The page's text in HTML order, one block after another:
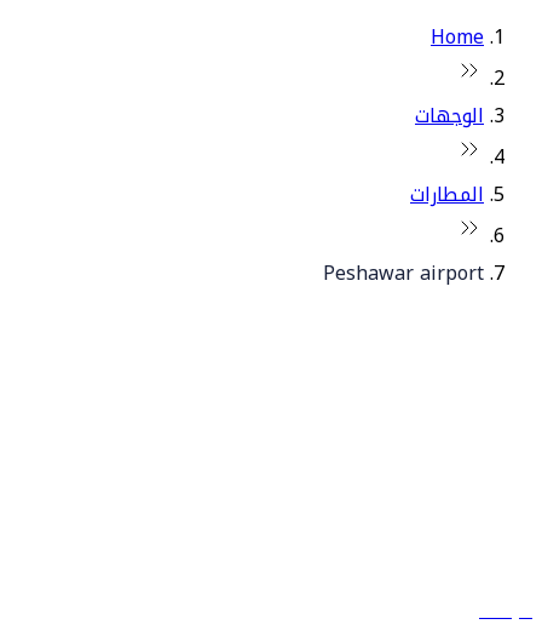
Home
الوجهات
المطارات
Peshawar airport
سياساتنا